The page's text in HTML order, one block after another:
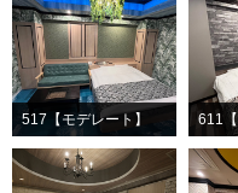
517【モデレート】 611